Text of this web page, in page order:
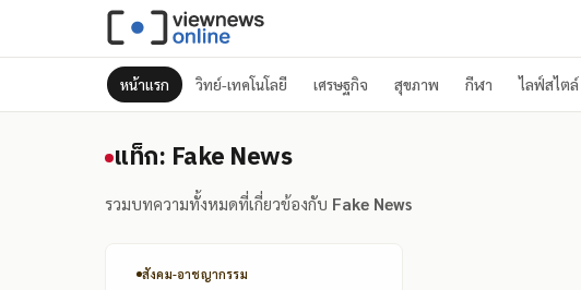
หน้าแรก วิทย์-เทคโนโลยี เศรษฐกิจ สุขภาพ กีฬา ไลฟ์สไตล์
แท็ก: Fake News
แท็ก: Fake News
รวมบทความทั้งหมดที่เกี่ยวข้องกับ Fake News
สังคม-อาชญากรรม